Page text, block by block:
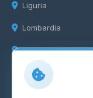
Liguria
Lombardia
Marche
Info